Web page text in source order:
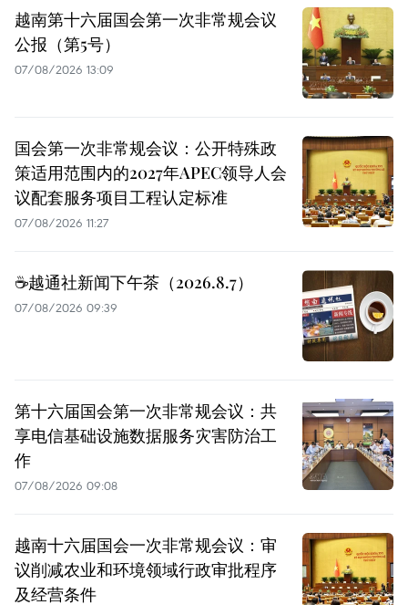
越南第十六届国会第一次非常规会议
公报（第5号）
07/08/2026 13:09
国会第一次非常规会议：公开特殊政
策适用范围内的2027年APEC领导人会
议配套服务项目工程认定标准
07/08/2026 11:27
☕️越通社新闻下午茶（2026.8.7）
07/08/2026 09:39
第十六届国会第一次非常规会议：共
享电信基础设施数据服务灾害防治工
作
07/08/2026 09:08
越南十六届国会一次非常规会议：审
议削减农业和环境领域行政审批程序
及经营条件